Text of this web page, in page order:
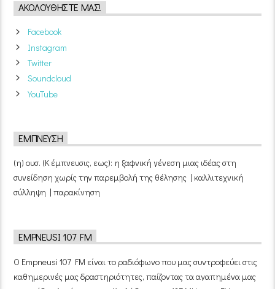
ΑΚΟΛΟΥΘΉΣΤΕ ΜΑΣ!
Facebook
Instagram
Twitter
Soundcloud
YouTube
ΈΜΠΝΕΥΣΗ
(η) ουσ. (Κ έμπνευσις, εως): η ξαφνική γένεση μιας ιδέας στη
συνείδηση χωρίς την παρεμβολή της θέλησης | καλλιτεχνική
σύλληψη | παρακίνηση
EMPNEUSI 107 FM
Ο Empneusi 107 FM είναι το ραδιόφωνο που μας συντροφεύει στις
καθημερινές μας δραστηριότητες, παίζοντας τα αγαπημένα μας